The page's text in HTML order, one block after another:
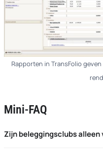
Rapporten in TransFolio
Mini-FAQ
Zijn beleggingsclubs alleen